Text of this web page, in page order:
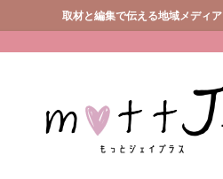
取材と編集で伝える地域メディア